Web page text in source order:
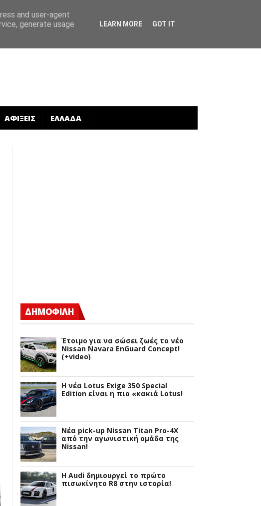
ΑΦΙΞΕΙΣ ΕΛΛΑΔΑ
ΔΗΜΟΦΙΛΗ
Έτοιμο για να σώσει ζωές το νέο
Nissan Navara EnGuard Concept!
(+video)
H νέα Lotus Exige 350 Special
Edition είναι η πιο «κακιά Lotus!
Νέα pick-up Nissan Titan Pro-4X
από την αγωνιστική ομάδα της
Nissan!
Η Audi δημιουργεί το πρώτο
πισωκίνητο R8 στην ιστορία!
and user-agent
generate usage
LEARN MORE GOT IT